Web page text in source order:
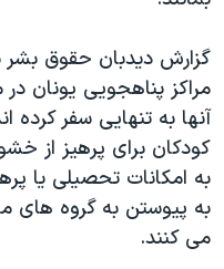
صفحه‌های ویژه
سفر پرزیدنت ترامپ به چین
آنها به تنهایی سفر کرده
کودکان برای پرهیز از
به امکانات تحصیلی یا
به پیوستن به گروه های
می کنند.